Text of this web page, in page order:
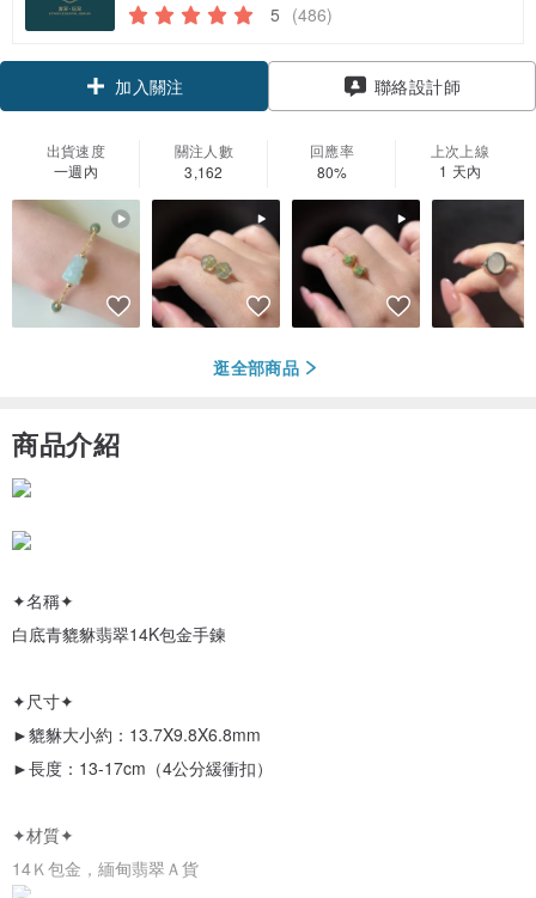
5 (486)
加入關注 聯絡設計師
出貨速度
一週內
關注人數
3,162
回應率
80%
上次上線
1 天內
逛全部商品
商品介紹
✦名稱✦
白底青貔貅翡翠14K包金手鍊
✦尺寸✦
►貔貅大小約：13.7X9.8X6.8mm
►長度：13-17cm（4公分緩衝扣）
✦材質✦
14Ｋ包金，緬甸翡翠Ａ貨